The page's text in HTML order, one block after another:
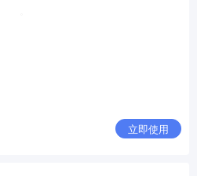
立即使用